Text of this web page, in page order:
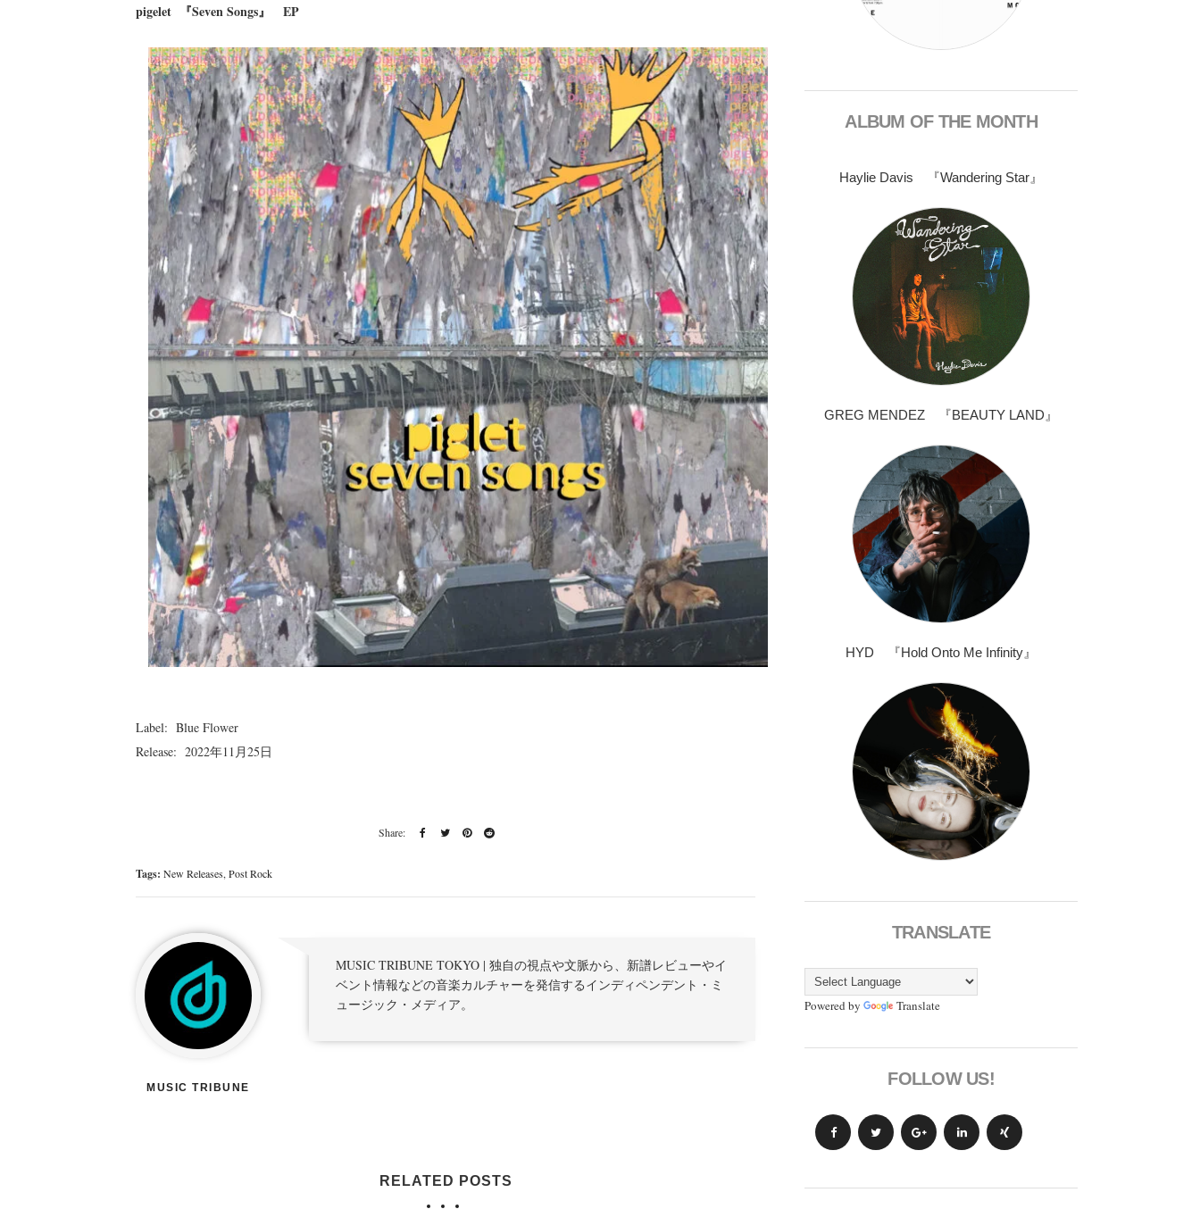
pigelet 『Seven Songs』 EP
Label: Blue Flower
Release: 2022年11月25日
Tags: New Releases, Post Rock
MUSIC TRIBUNE
MUSIC TRIBUNE TOKYO | 独自の視点や文脈から、新譜レビューやイ
ベント情報などの音楽カルチャーを発信するインディペンデント・ミ
ュージック・メディア。
RELATED POSTS
ALBUM OF THE MONTH
Haylie Davis 『Wandering Star』
GREG MENDEZ 『BEAUTY LAND』
HYD 『Hold Onto Me Infinity』
TRANSLATE
Powered by Translate
FOLLOW US!